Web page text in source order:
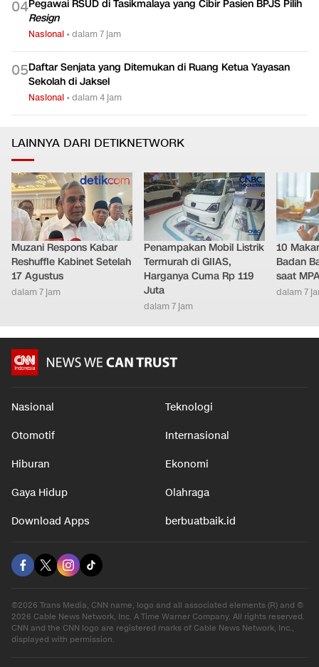
04Pegawai RSUD di Tasikmalaya yang Cibir Pasien BPJS Pilih
Resign
Nasional •dalam 7 jam
05Daftar Senjata yang Ditemukan di Ruang Ketua Yayasan
Sekolah di Jaksel
Nasional •dalam 4 jam
LAINNYA DARI DETIKNETWORK
Muzani Respons Kabar
Reshuffle Kabinet Setelah
17 Agustus
dalam 7 jam
Penampakan Mobil Listrik
Termurah di GIIAS,
Harganya Cuma Rp 119
Juta
dalam 7 jam
10
Badan
saat
dalam 7
Nasional Teknologi
Otomotif Internasional
Hiburan Ekonomi
Gaya Hidup Olahraga
Download Apps berbuatbaik.id
©2026 Trans Media, CNN name, logo and all associated elements (R) and ©
2026 Cable News Network, Inc. A Time Warner Company. All rights reserved.
CNN and the CNN logo are registered marks of Cable News Network, Inc.,
displayed with permission.